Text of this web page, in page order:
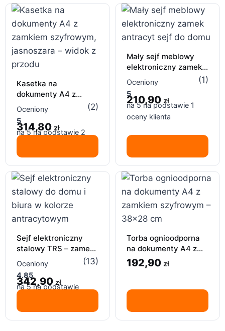
Kasetka na
dokumenty A4 z
zamkiem szyfrowym –
metalowa, jasnoszara
Oceniony
5
na 5 na podstawie 2
(2)
314,80 zł
Mały sejf meblowy
elektroniczny zamek
antracyt sejf do domu
Oceniony
5
na 5 na podstawie 1
oceny klienta
(1)
210,90 zł
Sejf elektroniczny
stalowy TRS – zamek
cyfrowy PIN 3-8,
drzwi 4 mm, antracyt
Oceniony
4.85
na 5 na podstawie
(13)
342,90 zł
Torba ognioodporna
na dokumenty A4 z
zamkiem szyfrowym –
38×28 cm
192,90 zł